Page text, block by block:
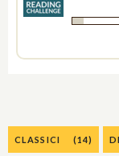
CLASSICI (14)